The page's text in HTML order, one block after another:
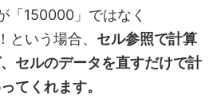
「150000」ではなく
という場合、 セル参照で計算
セルのデータを直すだけで計
てくれます。